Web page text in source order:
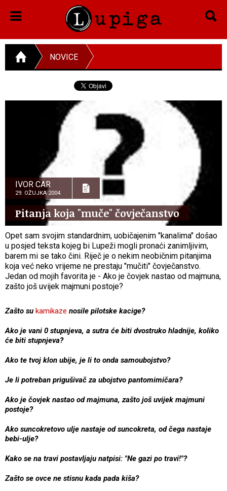
NOVICE
IVOR CAR
29. OŽUJKA 2004.
Pitanja koja "muče" čovječanstvo
Opet sam svojim standardnim, uobičajenim "kanalima" došao
u posjed teksta kojeg bi Lupeži mogli pronaći zanimljivim,
barem mi se tako čini. Riječ je o nekim neobičnim pitanjima
koja već neko vrijeme ne prestaju "mučiti" čovječanstvo.
Jedan od mojih favorita je - Ako je čovjek nastao od majmuna,
zašto još uvijek majmuni postoje?
Zašto su kamikaze nosile pilotske kacige?
Ako je vani 0 stupnjeva, a sutra će biti dvostruko hladnije, koliko
će biti stupnjeva?
Ako te tvoj klon ubije, je li to onda samoubojstvo?
Je li potreban prigušivač za ubojstvo pantomimičara?
Ako je čovjek nastao od majmuna, zašto još uvijek majmuni
postoje?
Ako suncokretovo ulje nastaje od suncokreta, od čega nastaje
bebi-ulje?
Kako se na travi postavljaju natpisi: "Ne gazi po travi!"?
Zašto se ovce ne stisnu kada pada kiša?